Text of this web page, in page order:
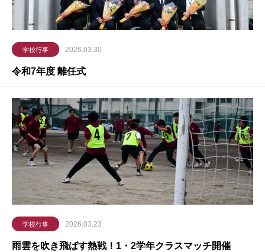
学校行事 2026.03.30
令和7年度 離任式
学校行事 2026.03.23
雨雲を吹き飛ばす熱戦！1・2学年クラスマッチ開催